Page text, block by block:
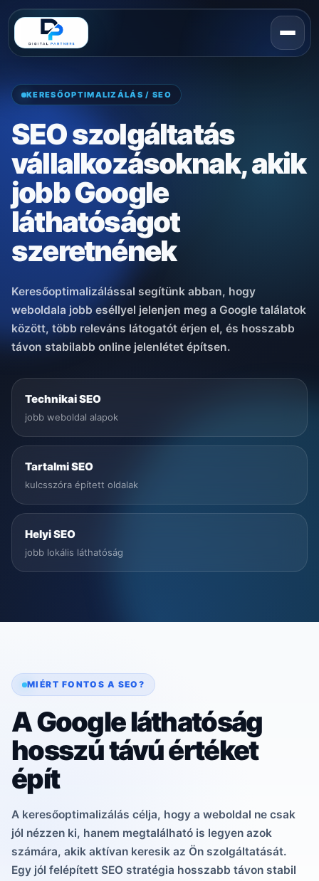
KERESŐOPTIMALIZÁLÁS / SEO
SEO szolgáltatás
vállalkozásoknak, akik
jobb Google
láthatóságot
szeretnének
Keresőoptimalizálással segítünk abban, hogy
weboldala jobb eséllyel jelenjen meg a Google találatok
között, több releváns látogatót érjen el, és hosszabb
távon stabilabb online jelenlétet építsen.
Technikai SEO
jobb weboldal alapok
Tartalmi SEO
kulcsszóra épített oldalak
Helyi SEO
jobb lokális láthatóság
MIÉRT FONTOS A SEO?
A Google láthatóság
hosszú távú értéket
épít
A keresőoptimalizálás célja, hogy a weboldal ne csak
jól nézzen ki, hanem megtalálható is legyen azok
számára, akik aktívan keresik az Ön szolgáltatását.
Egy jól felépített SEO stratégia hosszabb távon stabil